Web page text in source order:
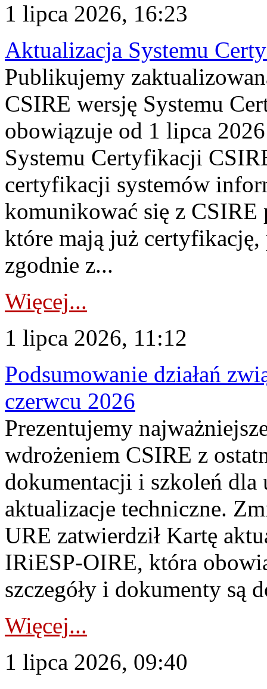
1 lipca 2026, 16:23
Aktualizacja Systemu
Publikujemy
CSIRE wersję Systemu
obowiązuje od 1 lipca
Systemu Certyfikacji
certyfikacji systemów
komunikować się z
które mają już
zgodnie z...
Więcej...
1 lipca 2026, 11:12
Podsumowanie działań
czerwcu 2026
Prezentujemy
wdrożeniem CSIRE z
dokumentacji i szkoleń
aktualizacje techniczne.
URE zatwierdził Kartę
IRiESP‑OIRE, która
szczegóły i dokumenty są
Więcej...
1 lipca 2026, 09:40